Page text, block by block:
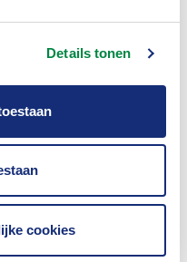
Details tonen
cookies
gaan. In deze
te helpen om hun